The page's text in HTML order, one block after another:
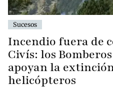
Sucesos
Incendio fuera de
Civís: los
apoyan la
helicópteros